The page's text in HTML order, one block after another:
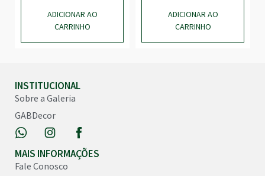
ADICIONAR AO
CARRINHO
ADICIONAR AO
CARRINHO
INSTITUCIONAL
Sobre a Galeria
GABDecor
MAIS INFORMAÇÕES
Fale Conosco